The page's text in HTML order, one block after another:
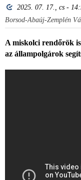
2025. 07. 17., cs -
Borsod-Abaúj-Zemplén
A miskolci rendőrök
az állampolgárok